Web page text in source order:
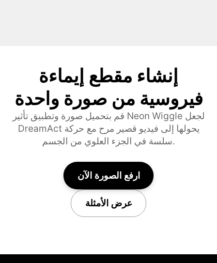
إنشاء مقطع إيماءة
فيروسية من صورة واحدة
قم بتحميل صورة وتطبيق تأثير Neon Wiggle لجعل
DreamAct يحولها إلى فيديو قصير مرح مع حركة
سلسة في الجزء العلوي من الجسم.
ارفع الصورة الآن
عرض الأمثلة